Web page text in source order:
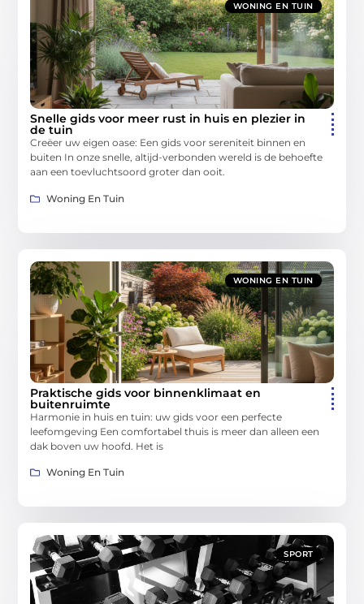
WONING EN TUIN
Snelle gids voor meer rust in huis en plezier in
de tuin
Creëer uw eigen oase: Een gids voor sereniteit binnen en
buiten In onze snelle, altijd-verbonden wereld is de behoefte
aan een toevluchtsoord groter dan ooit.
Woning En Tuin
WONING EN TUIN
Praktische gids voor binnenklimaat en
buitenruimte
Harmonie in huis en tuin: uw gids voor een perfecte
leefomgeving Een comfortabel thuis is meer dan alleen een
dak boven uw hoofd. Het is
Woning En Tuin
SPORT